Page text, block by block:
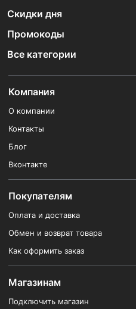
Скидки дня
Промокоды
Все категории
Компания
О компании
Контакты
Блог
Вконтакте
Покупателям
Оплата и доставка
Обмен и возврат товара
Как оформить заказ
Магазинам
Подключить магазин